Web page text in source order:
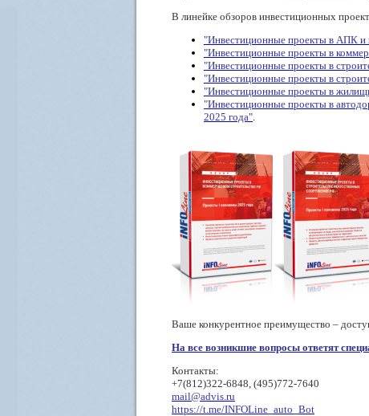
В линейке обзоров инвестиционных
"Инвестиционные проекты в АПК и
"Инвестиционные проекты в
"Инвестиционные проекты в
"Инвестиционные проекты в
"Инвестиционные проекты в
"Инвестиционные проекты в
2025 года".
Ваше конкурентное преимущество –
На все возникшие вопросы ответят
Контакты:
+7(812)322-6848, (495)772-7640
mail@advis.ru
https://t.me/INFOLine_auto_Bot